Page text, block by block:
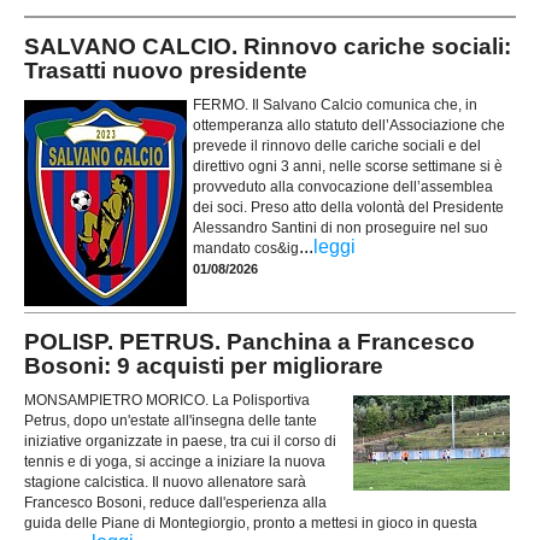
SALVANO CALCIO. Rinnovo cariche sociali:
Trasatti nuovo presidente
FERMO. Il Salvano Calcio comunica che, in
ottemperanza allo statuto dell’Associazione che
prevede il rinnovo delle cariche sociali e del
direttivo ogni 3 anni, nelle scorse settimane si è
provveduto alla convocazione dell’assemblea
dei soci. Preso atto della volontà del Presidente
Alessandro Santini di non proseguire nel suo
mandato cos&ig... leggi
01/08/2026
POLISP. PETRUS. Panchina a Francesco
Bosoni: 9 acquisti per migliorare
MONSAMPIETRO MORICO. La Polisportiva
Petrus, dopo un'estate all'insegna delle tante
iniziative organizzate in paese, tra cui il corso di
tennis e di yoga, si accinge a iniziare la nuova
stagione calcistica. Il nuovo allenatore sarà
Francesco Bosoni, reduce dall'esperienza alla
guida delle Piane di Montegiorgio, pronto a mettesi in gioco in questa